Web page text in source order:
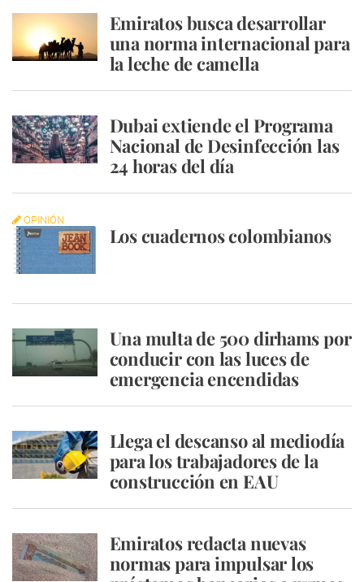
Emiratos busca desarrollar
una norma internacional para
la leche de camella
Dubai extiende el Programa
Nacional de Desinfección las
24 horas del día
OPINIÓN
Los cuadernos colombianos
Una multa de 500 dirhams por
conducir con las luces de
emergencia encendidas
Llega el descanso al mediodía
para los trabajadores de la
construcción en EAU
Emiratos redacta nuevas
normas para impulsar los